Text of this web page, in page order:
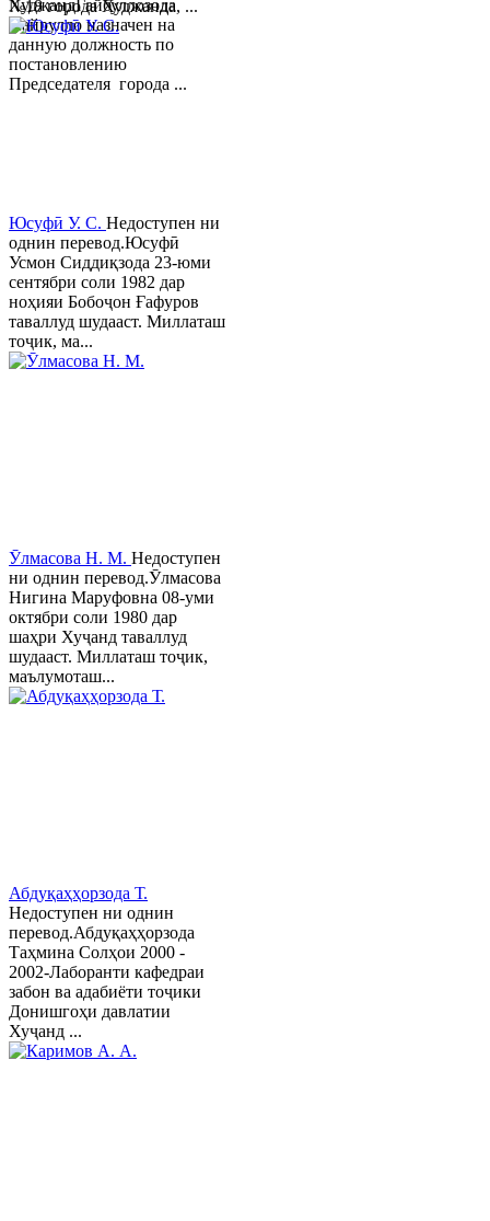
ХуджандГайбуллозода
Хайрулло назначен на
данную должность по
постановлению
Председателя города ...
№18 города Худжанда, ...
Юсуфӣ У. C. Недоступен ни
однин перевод.Юсуфӣ
Усмон Сиддиқзода 23-юми
сентябри соли 1982 дар
ноҳияи Бобоҷон Ғафуров
таваллуд шудааст. Миллаташ
тоҷик, ма...
Ӯлмасова Н. М. Недоступен
ни однин перевод.Ӯлмасова
Нигина Маруфовна 08-уми
октябри соли 1980 дар
шаҳри Хуҷанд таваллуд
шудааст. Миллаташ тоҷик,
маълумоташ...
Абдуқаҳҳорзода Т.
Недоступен ни однин
перевод.Абдуқаҳҳорзода
Таҳмина Солҳои 2000 -
2002-Лаборанти кафедраи
забон ва адабиёти тоҷики
Донишгоҳи давлатии
Хуҷанд ...